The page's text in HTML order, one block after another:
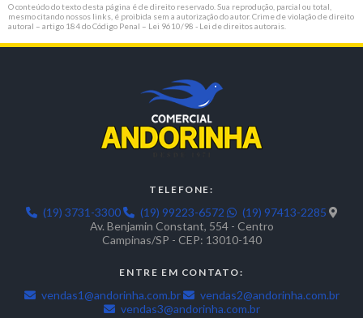
O conteúdo do texto desta página é de direito reservado. Sua reprodução, parcial ou total,
mesmo citando nossos links, é proibida sem a autorização do autor. Crime de violação de direito
autoral – artigo 184 do Código Penal – Lei 9610/98 - Lei de direitos autorais
TELEFONE:
(19) 3731-3300 (19) 99223-6572
(19) 97413-2285
Av. Benjamin Constant, 554 - Centro
Campinas/SP - CEP: 13010-140
ENTRE EM CONTATO:
vendas1@andorinha.com.br
vendas2@andorinha.com.br
vendas3@andorinha.com.br